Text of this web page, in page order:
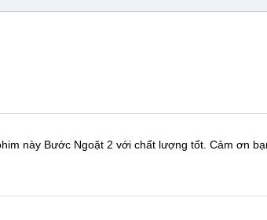
này Bước Ngoặt 2 với chất lượng tốt. Cảm ơn